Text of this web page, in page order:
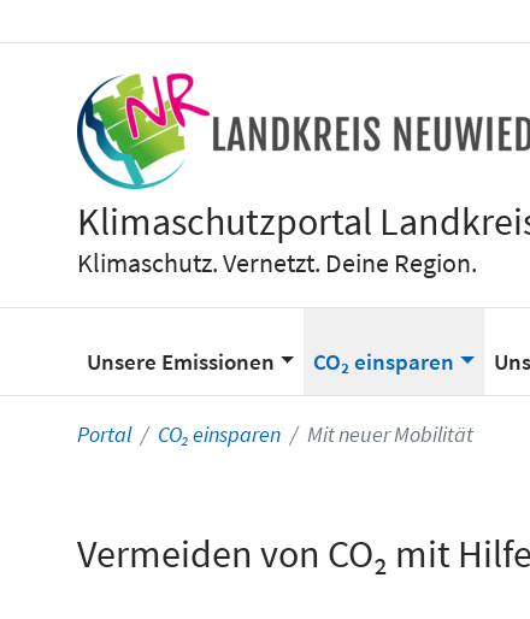
Klimaschutzportal
Klimaschutz. Vernetzt. Deine Region.
Unsere Emissionen CO₂ einsparen
Portal CO₂ einsparen Mit neuer Mobilität
Vermeiden von CO₂ mit